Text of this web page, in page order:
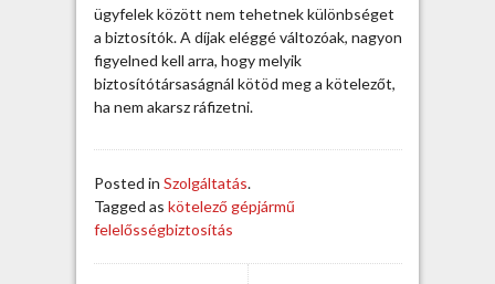
ügyfelek között nem tehetnek különbséget
a biztosítók. A díjak eléggé változóak, nagyon
figyelned kell arra, hogy melyik
biztosítótársaságnál kötöd meg a kötelezőt,
ha nem akarsz ráfizetni.
Posted in Szolgáltatás.
Tagged as kötelező gépjármű
felelősségbiztosítás